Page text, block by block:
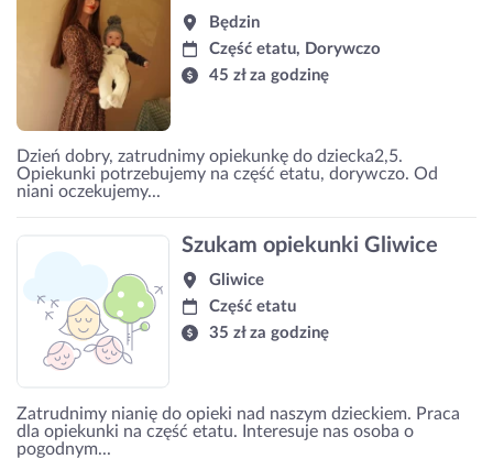
Będzin
Część etatu, Dorywczo
45 zł za godzinę
Dzień dobry, zatrudnimy opiekunkę do dziecka2,5.
Opiekunki potrzebujemy na część etatu, dorywczo. Od
niani oczekujemy...
Szukam opiekunki Gliwice
Gliwice
Część etatu
35 zł za godzinę
Zatrudnimy nianię do opieki nad naszym dzieckiem. Praca
dla opiekunki na część etatu. Interesuje nas osoba o
pogodnym...